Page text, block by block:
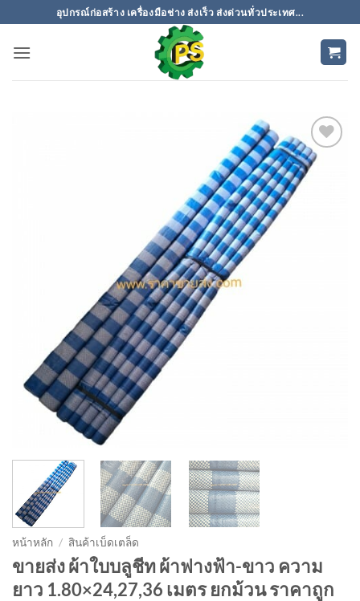
ไป
อุปกรณ์ก่อสร้าง เครื่องมือช่าง ส่งเร็ว ส่งด่วนทั่วประเทศ...
เพิ่มเข้า
ใน
รายการ
หน้าหลัก / สินค้าเบ็ดเตล็ด
ขายส่ง ผ้าใบบลูชีท ผ้าฟางฟ้า-ขาว ความ
ยาว 1.80×24,27,36 เมตร ยกม้วน ราคาถูก